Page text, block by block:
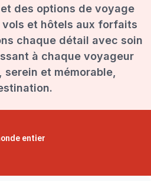
des options de voyage
vols et hôtels aux forfaits
chaque détail avec soin
à chaque voyageur
et mémorable,
entier